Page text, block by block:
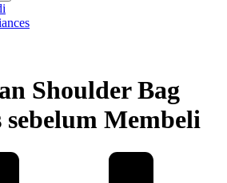
Shoulder Bag
Membeli